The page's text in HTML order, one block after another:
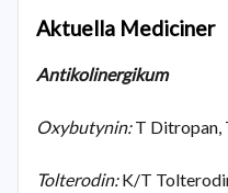
Aktuella Mediciner
Antikolinergikum
Oxybutynin:T Ditropan,
Tolterodin:K/T